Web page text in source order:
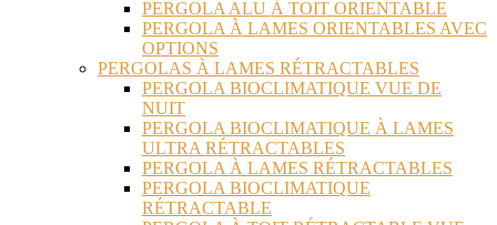
PERGOLA ALU À TOIT ORIENTABLE
PERGOLA À LAMES ORIENTABLES AVEC
OPTIONS
PERGOLAS À LAMES RÉTRACTABLES
PERGOLA BIOCLIMATIQUE VUE DE
NUIT
PERGOLA BIOCLIMATIQUE À LAMES
ULTRA RÉTRACTABLES
PERGOLA À LAMES RÉTRACTABLES
PERGOLA BIOCLIMATIQUE
RÉTRACTABLE